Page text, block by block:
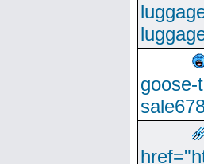
goose-